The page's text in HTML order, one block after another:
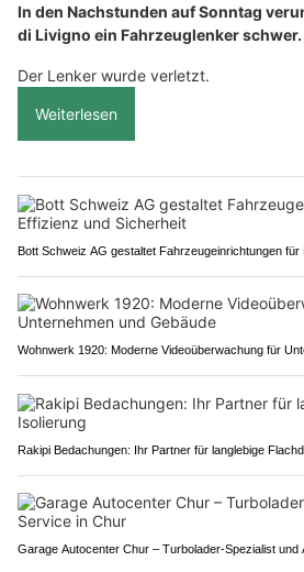
In den Nachstunden auf Sonntag
di Livigno ein Fahrzeuglenker schwer.
Der Lenker wurde verletzt.
Weiterlesen
Bott Schweiz AG gestaltet Fahrzeugeinrichtungen für
Wohnwerk 1920: Moderne Videoüberwachung für
Rakipi Bedachungen: Ihr Partner für langlebige
Garage Autocenter Chur – Turbolader-Spezialist und